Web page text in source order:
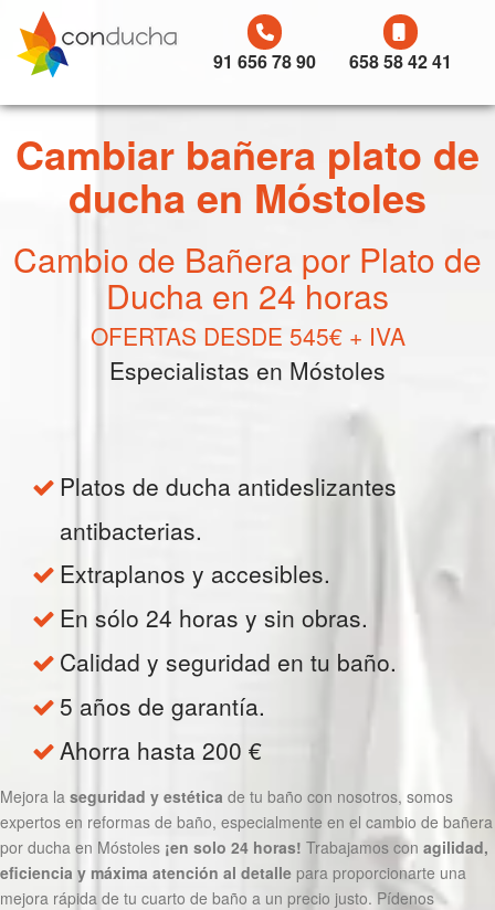
91 656 78 90 658 58 42 41
Cambiar bañera plato de
ducha en Móstoles
Cambio de Bañera por Plato de
Ducha en 24 horas
OFERTAS DESDE 545€ + IVA
Especialistas en Móstoles
Platos de ducha antideslizantes
antibacterias.
Extraplanos y accesibles.
En sólo 24 horas y sin obras.
Calidad y seguridad en tu baño.
5 años de garantía.
Ahorra hasta 200 €
Mejora la seguridad y estética de tu baño con nosotros, somos
expertos en reformas de baño, especialmente en el cambio de bañera
por ducha en Móstoles ¡en solo 24 horas! Trabajamos con agilidad,
eficiencia y máxima atención al detalle para proporcionarte una
mejora rápida de tu cuarto de baño a un precio justo. Pídenos